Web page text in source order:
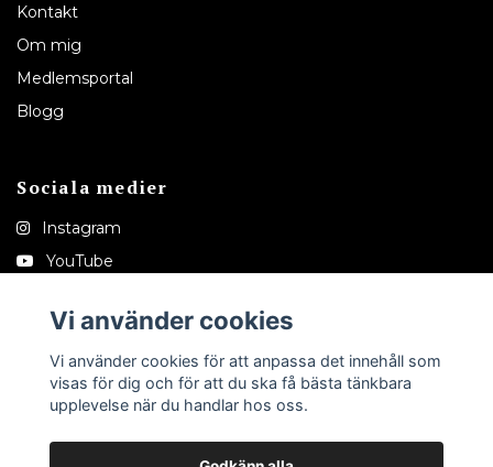
Kontakt
Om mig
Medlemsportal
Blogg
Sociala medier
Instagram
YouTube
Tiktok
Vi använder cookies
Vi använder cookies för att anpassa det innehåll som
visas för dig och för att du ska få bästa tänkbara
upplevelse när du handlar hos oss.